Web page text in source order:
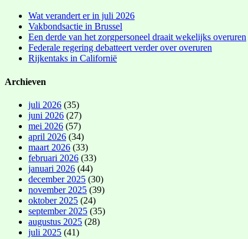
Wat verandert er in juli 2026
Vakbondsactie in Brussel
Een derde van het zorgpersoneel draait wekelijks overuren
Federale regering debatteert verder over overuren
Rijkentaks in Californië
Archieven
juli 2026 (35)
juni 2026 (27)
mei 2026 (57)
april 2026 (34)
maart 2026 (33)
februari 2026 (33)
januari 2026 (44)
december 2025 (30)
november 2025 (39)
oktober 2025 (24)
september 2025 (35)
augustus 2025 (28)
juli 2025 (41)